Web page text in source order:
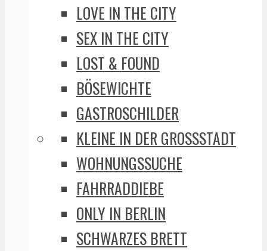
LOVE IN THE CITY
SEX IN THE CITY
LOST & FOUND
BÖSEWICHTE
GASTROSCHILDER
KLEINE IN DER GROSSSTADT
WOHNUNGSSUCHE
FAHRRADDIEBE
ONLY IN BERLIN
SCHWARZES BRETT